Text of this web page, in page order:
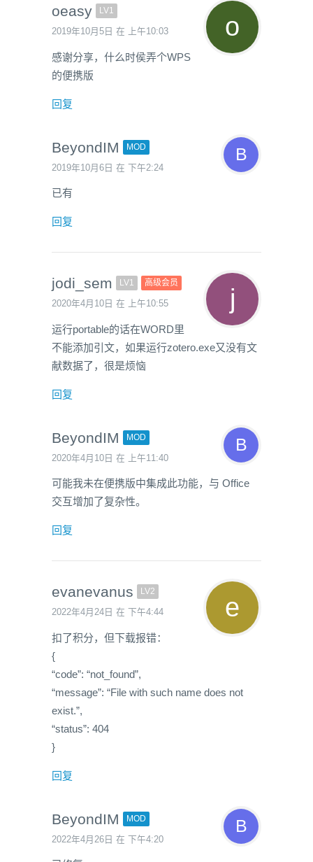
oeasy LV1
2019年10月5日 在 上午10:03
感谢分享，什么时侯弄个WPS
的便携版
回复
BeyondIM MOD
2019年10月6日 在 下午2:24
已有
回复
jodi_sem LV1 高级会员
2020年4月10日 在 上午10:55
运行portable的话在WORD里
不能添加引文，如果运行zotero.exe又没有文
献数据了，很是烦恼
回复
BeyondIM MOD
2020年4月10日 在 上午11:40
可能我未在便携版中集成此功能，与 Office
交互增加了复杂性。
回复
evanevanus LV2
2022年4月24日 在 下午4:44
扣了积分，但下载报错：
{
“code”: “not_found”,
“message”: “File with such name does not
exist.”,
“status”: 404
}
回复
BeyondIM MOD
2022年4月26日 在 下午4:20